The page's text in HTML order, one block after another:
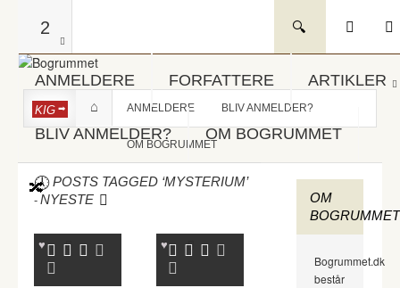
2
ANMELDERE FORFATTERE ARTIKLER
BLIV ANMELDER? OM BOGRUMMET
KIG ANMELDERE BLIV ANMELDER?
OM BOGRUMMET
POSTS TAGGED ‘MYSTERIUM’
-NYESTE
OM
BOGRUMMET
Bogrummet.dk
består